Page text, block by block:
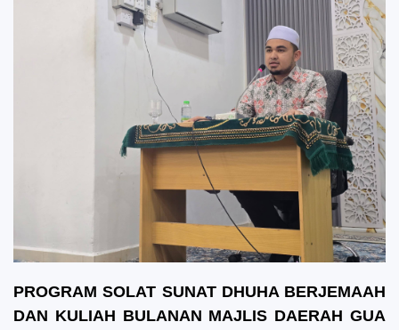
PROGRAM SOLAT SUNAT DHUHA BERJEMAAH
DAN KULIAH BULANAN MAJLIS DAERAH GUA